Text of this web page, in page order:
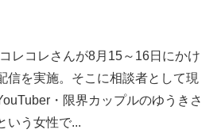
レコレさんが8月15～16日にかけ
信を実施。そこに相談者として現
・限界カップルのゆうきさ
いう女性で...